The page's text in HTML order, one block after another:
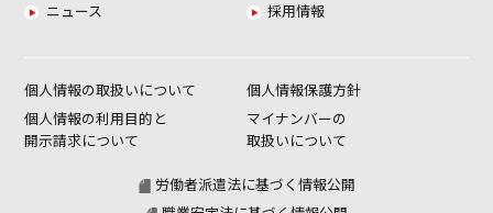
ニュース
採用情報
個人情報の取扱いについて
個人情報保護方針
個人情報の利用目的と
開示請求について
マイナンバーの
取扱いについて
労働者派遣法に基づく情報公開